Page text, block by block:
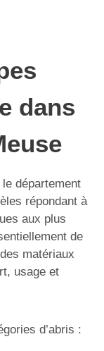
dans
département
répondant à
aux plus
de
matériaux
usage et
d’abris :